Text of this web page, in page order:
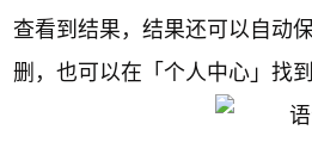
查看到结果，结果还可以自动
删，也可以在「个人中心」找到